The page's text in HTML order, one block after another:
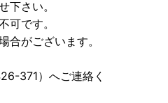
下さい。
可です。
がございます。
371）へご連絡く